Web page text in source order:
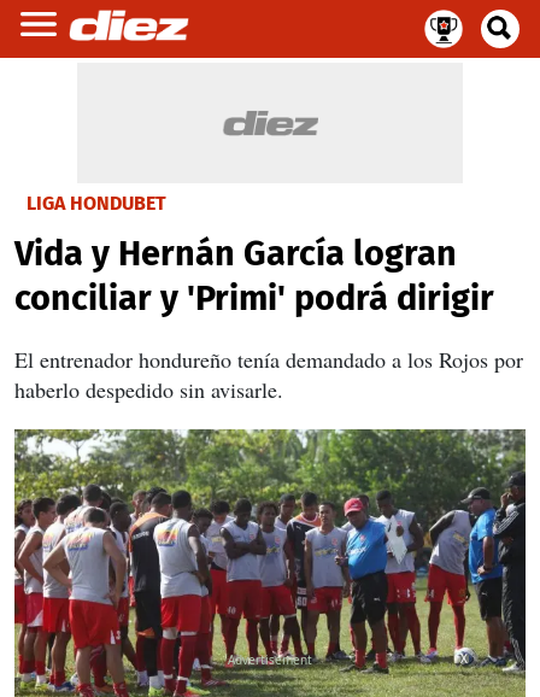
LIGA HONDUBET
Vida y Hernán García logran
conciliar y 'Primi' podrá dirigir
El entrenador hondureño tenía demandado a los Rojos por
haberlo despedido sin avisarle.
X